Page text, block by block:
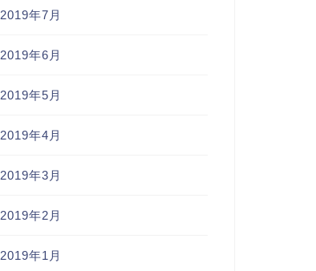
2019年7月
2019年6月
2019年5月
2019年4月
2019年3月
2019年2月
2019年1月